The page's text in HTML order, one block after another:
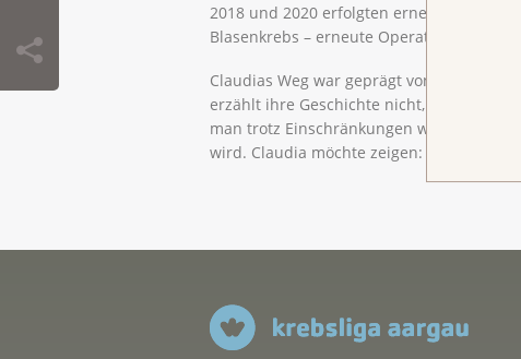
2018 und 2020 erfolgten erneute
Blasenkrebs – erneute Operation, erneut
Claudias Weg war geprägt von
erzählt ihre Geschichte nicht, um Mitleid
man trotz Einschränkungen weitergehen
wird. Claudia möchte zeigen: Man kann